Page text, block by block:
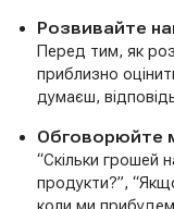
Розвивайте
Перед тим, як
приблизно
думаєш,
Обговорюйте
“Скільки грошей
продукти?”,